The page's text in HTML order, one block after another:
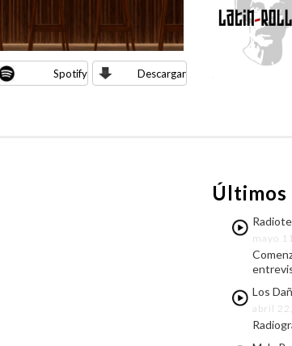
Spotify Descargar
Últimos
mayo
Los
abril